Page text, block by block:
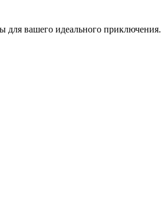
вашего идеального приключения.